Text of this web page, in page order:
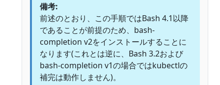
備考:
前述のとおり、この手順ではBash 4.1以降
であることが前提のため、bash-
completion v2をインストールすることに
なります(これとは逆に、Bash 3.2および
bash-completion v1の場合ではkubectlの
補完は動作しません)。